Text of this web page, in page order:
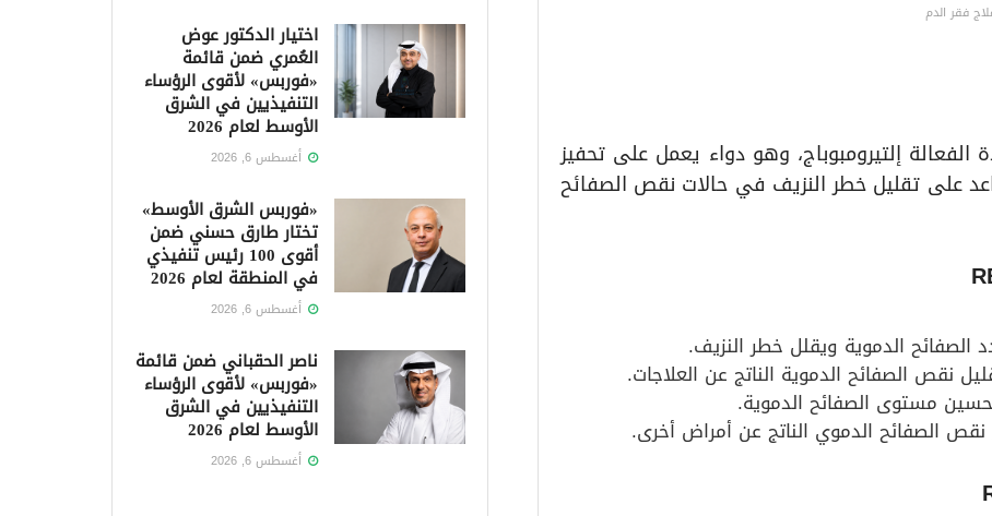
الفعالة إلتيرومبوباج، وهو دواء يعمل على تحفيز
على تقليل خطر النزيف في حالات نقص الصفائح
الصفائح الدموية ويقلل خطر النزيف.
نقص الصفائح الدموية الناتج عن العلاجات.
مستوى الصفائح الدموية.
نقص الصفائح الدموي الناتج عن أمراض أخرى.
اختيار الدكتور عوض
العُمري ضمن قائمة
«فوربس» لأقوى الرؤساء
التنفيذيين في الشرق
الأوسط لعام 2026
أغسطس 6, 2026
«فوربس الشرق الأوسط»
تختار طارق حسني ضمن
أقوى 100 رئيس تنفيذي
في المنطقة لعام 2026
أغسطس 6, 2026
ناصر الحقباني ضمن قائمة
«فوربس» لأقوى الرؤساء
التنفيذيين في الشرق
الأوسط لعام 2026
أغسطس 6, 2026